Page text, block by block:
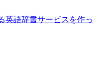
英語辞書サービスを作っ